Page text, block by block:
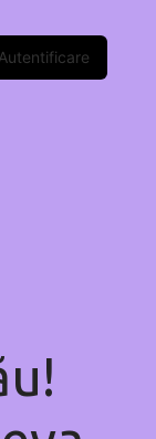
Autentificare